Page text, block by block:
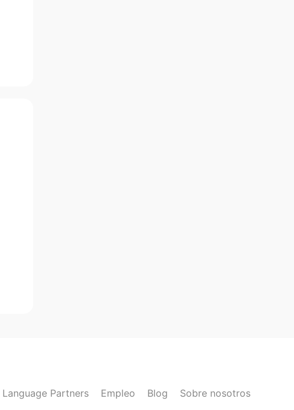
Language Partners Empleo Blog Sobre nosotros